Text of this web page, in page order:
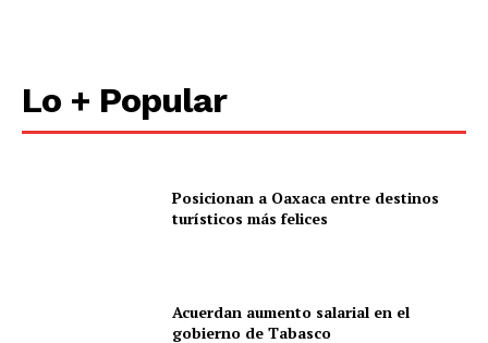
Lo + Popular
Posicionan a Oaxaca entre destinos
turísticos más felices
Acuerdan aumento salarial en el
gobierno de Tabasco